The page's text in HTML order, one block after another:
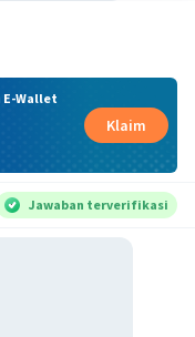
E-Wallet
Klaim
Jawaban terverifikasi